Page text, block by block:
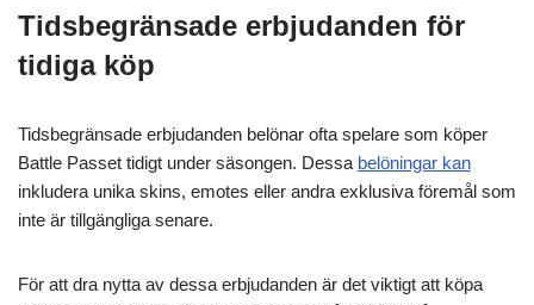
Tidsbegränsade erbjudanden för
tidiga köp
Tidsbegränsade erbjudanden belönar ofta spelare som köper
Battle Passet tidigt under säsongen. Dessa belöningar kan
inkludera unika skins, emotes eller andra exklusiva föremål som
inte är tillgängliga senare.
För att dra nytta av dessa erbjudanden är det viktigt att köpa